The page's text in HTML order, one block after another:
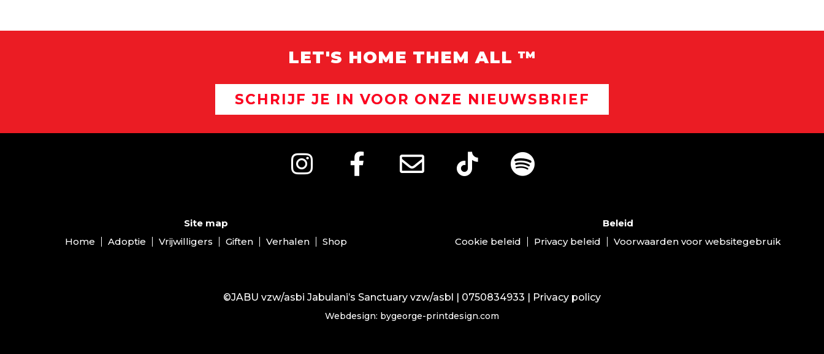
LET'S HOME THEM ALL ™
SCHRIJF JE IN VOOR ONZE NIEUWSBRIEF
Site map
Home
Adoptie Vrijwilligers Giften Verhalen Shop
Beleid
Cookie beleid
Privacy beleid Voorwaarden voor websitegebruik
©JABU vzw/asbi Jabulani’s Sanctuary vzw/asbl | 0750834933 | Privacy policy
Webdesign: bygeorge-printdesign.com